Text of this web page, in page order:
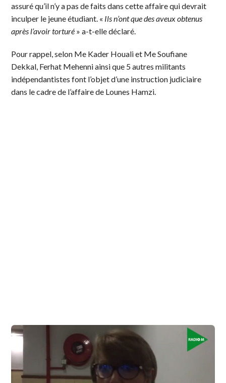
assuré qu’il n’y a pas de faits dans cette affaire qui devrait
inculper le jeune étudiant. « Ils n’ont que des aveux obtenus
après l’avoir torturé » a-t-elle déclaré.
Pour rappel, selon Me Kader Houali et Me Soufiane
Dekkal, Ferhat Mehenni ainsi que 5 autres militants
indépendantistes font l’objet d’une instruction judiciaire
dans le cadre de l’affaire de Lounes Hamzi.